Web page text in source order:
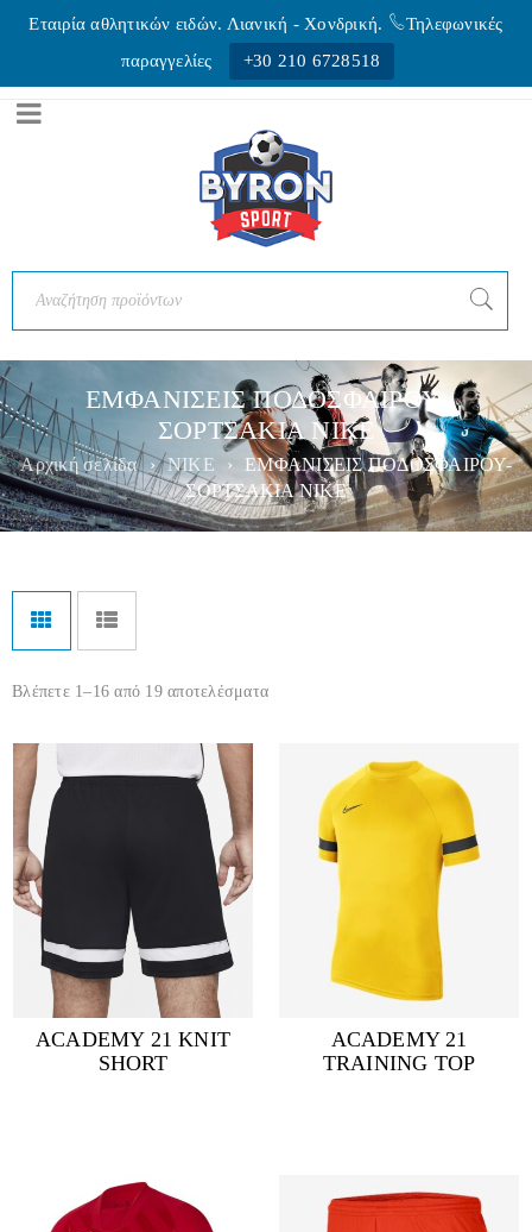
Εταιρία αθλητικών ειδών. Λιανική - Xονδρική.
Τηλεφωνικές
παραγγελίες
+30 210 6728518
ΕΜΦΑΝΙΣΕΙΣ ΠΟΔΟΣΦΑΙΡΟΥ-
ΣΟΡΤΣΑΚΙΑ NIKE
Αρχική σελίδα › NIKE ›
ΕΜΦΑΝΙΣΕΙΣ ΠΟΔΟΣΦΑΙΡΟΥ-
ΣΟΡΤΣΑΚΙΑ NIKE
Βλέπετε 1–16 από 19 αποτελέσματα
ACADEMY 21 KNIT
SHORT
ACADEMY 21
TRAINING TOP